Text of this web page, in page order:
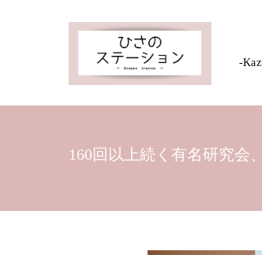
-
160回以上続く有名研究会